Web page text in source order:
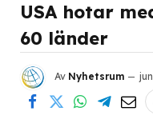
USA hotar
60 länder
Av Nyhetsrum